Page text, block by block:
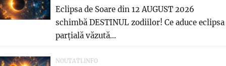
Eclipsa de Soare din 12 AUGUST 2026
schimbă DESTINUL zodiilor! Ce aduce eclipsa
parțială văzută...
NOUTATI.INFO